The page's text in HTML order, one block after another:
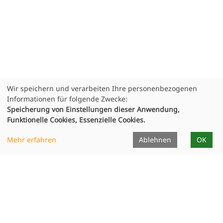
Infocenter
Wir speichern und verarbeiten Ihre personenbezogenen
Informationen für folgende Zwecke:
Speicherung von Einstellungen dieser Anwendung,
Funktionelle Cookies, Essenzielle Cookies.
Mehr erfahren Ablehnen OK